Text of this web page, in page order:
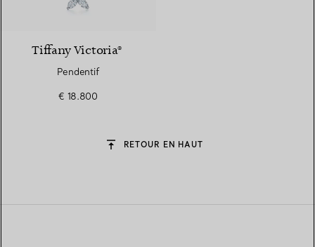
Tiffany Victoria®
Pendentif
€ 18.800
RETOUR EN HAUT